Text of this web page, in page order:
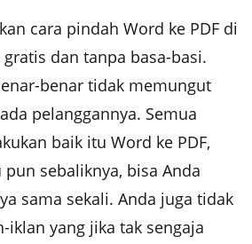
cara pindah Word ke PDF di
dan tanpa basa-basi.
benar tidak memungut
pelanggannya. Semua
baik itu Word ke PDF,
pun sebaliknya, bisa Anda
sama sekali. Anda juga tidak
iklan yang jika tak sengaja